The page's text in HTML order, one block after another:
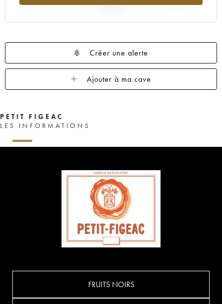
Créer une alerte
Ajouter à ma cave
PETIT FIGEAC
LES INFORMATIONS
FRUITS NOIRS